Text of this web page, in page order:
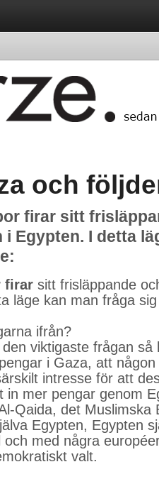
och
firar sitt
i Egypten. I detta
firar sitt frisläppande
läge kan man fråga
ifrån?
viktigaste frågan så
i Gaza, att
intresse för att
in mer pengar genom
Qaida, det Muslimska
Egypten, Egypten
och med några
valt.